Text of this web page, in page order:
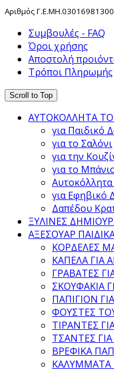
ΑριθμόςΓ.Ε.ΜΗ.
Συμβουλές - FAQ
Όροι χρήσης
Αποστολή
Τρόποι Πληρωμής
Scroll to Top
ΑΥΤΟΚΟΛΛΗΤΑ
για Παιδικό
για το Σαλόνι
για την
για το
για Εφηβικό
Δαπέδου
ΞΥΛΙΝΕΣ
ΑΞΕΣΟΥΑΡ
ΚΟΡΔΕΛΕΣ
ΚΑΠΕΛΑ ΓΙΑ
ΓΡΑΒΑΤΕΣ
ΣΚΟΥΦΑΚΙΑ
ΠΑΠΙΓΙΟΝ
ΦΟΥΣΤΕΣ
ΤΙΡΑΝΤΕΣ
ΤΣΑΝΤΕΣ ΓΙΑ
ΒΡΕΦΙΚΑ
ΚΑΛΥΜΜΑΤΑ